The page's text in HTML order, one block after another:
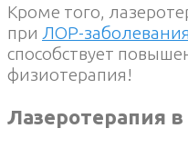
Кроме того,
при ЛОР-
способствует
физиотерапия!
Лазеротерапия в